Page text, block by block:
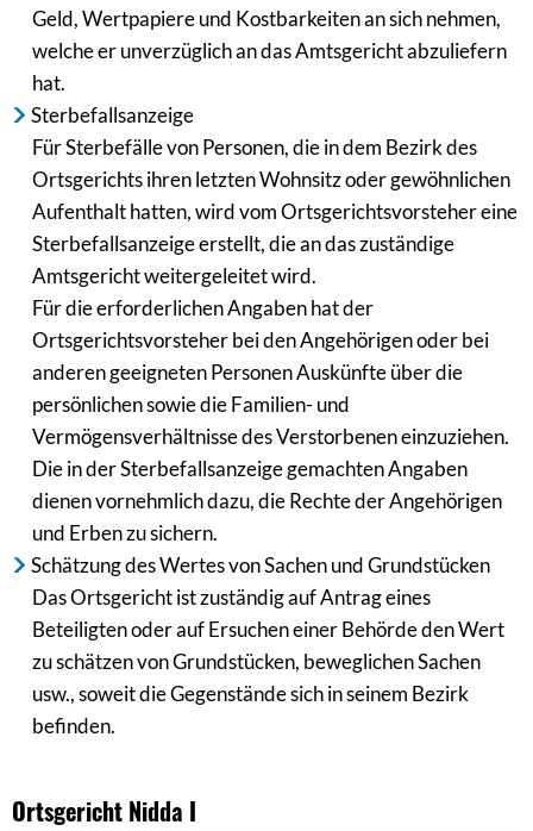
Geld, Wertpapiere und Kostbarkeiten an sich nehmen,
welche er unverzüglich an das Amtsgericht abzuliefern
hat.
Sterbefallsanzeige
Für Sterbefälle von Personen, die in dem Bezirk des
Ortsgerichts ihren letzten Wohnsitz oder gewöhnlichen
Aufenthalt hatten, wird vom Ortsgerichtsvorsteher eine
Sterbefallsanzeige erstellt, die an das zuständige
Amtsgericht weitergeleitet wird.
Für die erforderlichen Angaben hat der
Ortsgerichtsvorsteher bei den Angehörigen oder bei
anderen geeigneten Personen Auskünfte über die
persönlichen sowie die Familien- und
Vermögensverhältnisse des Verstorbenen einzuziehen.
Die in der Sterbefallsanzeige gemachten Angaben
dienen vornehmlich dazu, die Rechte der Angehörigen
und Erben zu sichern.
Schätzung des Wertes von Sachen und Grundstücken
Das Ortsgericht ist zuständig auf Antrag eines
Beteiligten oder auf Ersuchen einer Behörde den Wert
zu schätzen von Grundstücken, beweglichen Sachen
usw., soweit die Gegenstände sich in seinem Bezirk
befinden.
Ortsgericht Nidda I